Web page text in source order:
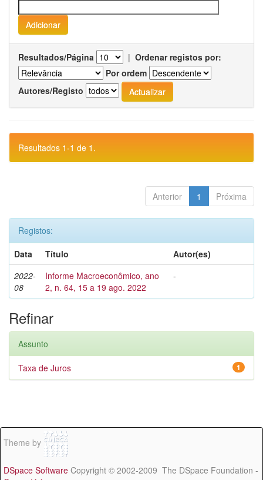
Resultados/Página | Ordenar registos por:
Por ordem
Autores/Registo
Resultados 1-1 de 1.
Anterior 1 Próxima
Registos:
Data
Título
Autor(es)
2022-
08
Informe Macroeconômico, ano
2, n. 64, 15 a 19 ago. 2022
-
Refinar
Assunto
1
Taxa de Juros
Theme by
DSpace Software Copyright © 2002-2009 The DSpace Foundation -